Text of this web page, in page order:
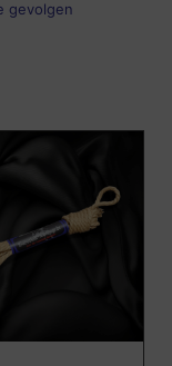
gevolgen